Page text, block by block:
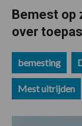
Bemest op
over
bemesting
Mest uitrijden